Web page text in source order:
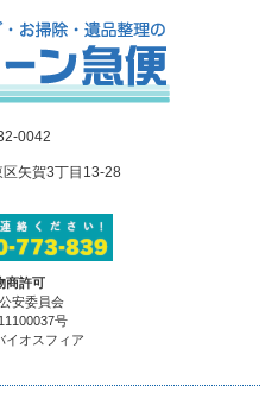
0042
区矢賀3丁目13-28
商許可
安委員会
号
イオスフィア